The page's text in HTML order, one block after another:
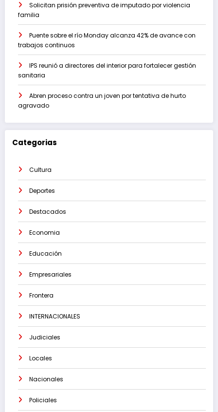
Solicitan prisión preventiva de imputado por violencia
familia
Puente sobre el río Monday alcanza 42% de avance con
trabajos continuos
IPS reunió a directores del interior para fortalecer gestión
sanitaria
Abren proceso contra un joven por tentativa de hurto
agravado
Categorias
Cultura
Deportes
Destacados
Economia
Educación
Empresariales
Frontera
INTERNACIONALES
Judiciales
Locales
Nacionales
Policiales